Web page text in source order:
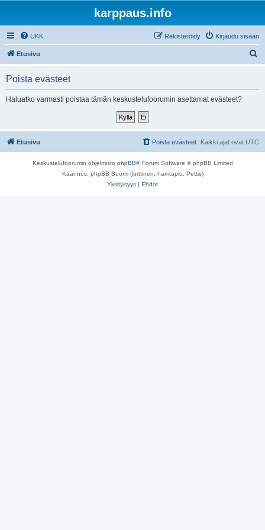
karppaus.info
UKK Kirjaudu sisään
Rekisteröidy
Etusivu
Poista evästeet
Haluatko varmasti poistaa tämän keskustelufoorumin asettamat evästeet?
Etusivu Kaikki ajat ovat UTC
Poista evästeet
Keskustelufoorumin ohjelmisto phpBB® Forum Software © phpBB Limited
Käännös: phpBB Suomi (lurttinen, harritapio, Pettis)
Yksityisyys | Ehdot